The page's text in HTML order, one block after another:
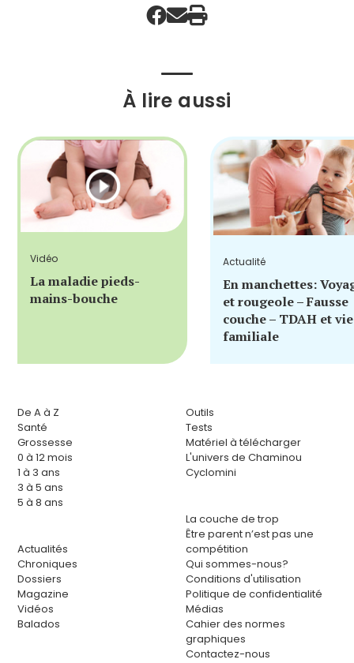
À lire aussi
Vidéo
La maladie pieds-
mains-bouche
Actualité
En manchettes:
et rougeole – Fausse
couche – TDAH et vie
familiale
De A à Z
Santé
Grossesse
0 à 12 mois
1 à 3 ans
3 à 5 ans
5 à 8 ans
Actualités
Chroniques
Dossiers
Magazine
Vidéos
Balados
Outils
Tests
Matériel à télécharger
L'univers de Chaminou
Cyclomini
La couche de trop
Être parent n’est pas une
compétition
Qui sommes-nous?
Conditions d'utilisation
Politique de confidentialité
Médias
Cahier des normes
graphiques
Contactez-nous